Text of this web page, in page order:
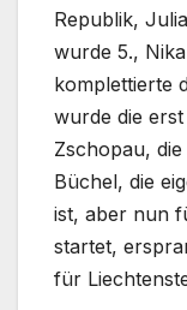
Republik,
wurde 5.,
komplettierte
wurde die
Zschopau,
Büchel, die
ist, aber nun
startet,
für